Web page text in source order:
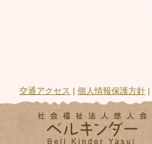
交通アクセス | 個人情報保護方針 |